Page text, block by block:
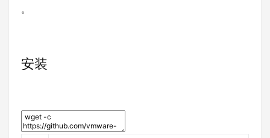
。
安装